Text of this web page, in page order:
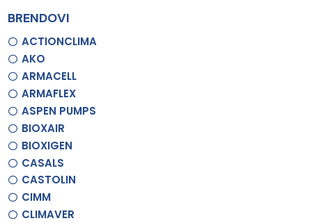
BRENDOVI
ACTIONCLIMA
AKO
ARMACELL
ARMAFLEX
ASPEN PUMPS
BIOXAIR
BIOXIGEN
CASALS
CASTOLIN
CIMM
CLIMAVER